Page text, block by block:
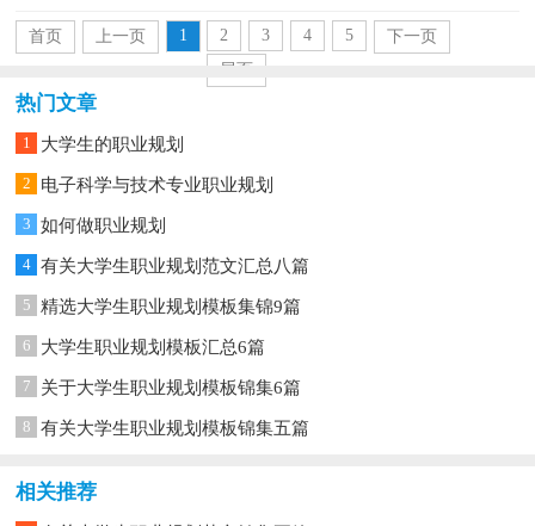
吧！那么职业规划书要怎么写呢？以下是小编帮大家整理的大...
首页
上一页 1 2 3 4 5
下一页
尾页
热门文章
1 大学生的职业规划
2 电子科学与技术专业职业规划
3 如何做职业规划
4 有关大学生职业规划范文汇总八篇
5 精选大学生职业规划模板集锦9篇
6 大学生职业规划模板汇总6篇
7 关于大学生职业规划模板锦集6篇
8 有关大学生职业规划模板锦集五篇
相关推荐